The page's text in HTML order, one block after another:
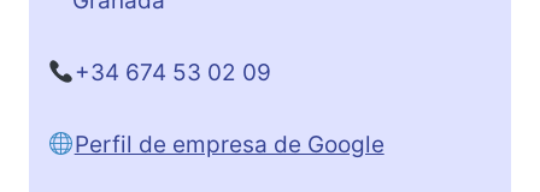
+34 674 53 02 09
Perfil de empresa de Google